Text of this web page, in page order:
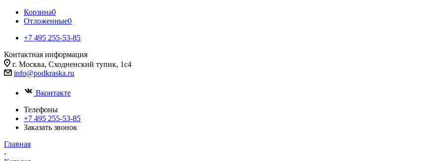
Корзина0
Отложенные0
+7 495 255-53-85
Контактная информация
г. Москва, Сходненский тупик, 1с4
info@podkraska.ru
Вконтакте
Телефоны
+7 495 255-53-85
Заказать звонок
Главная
-